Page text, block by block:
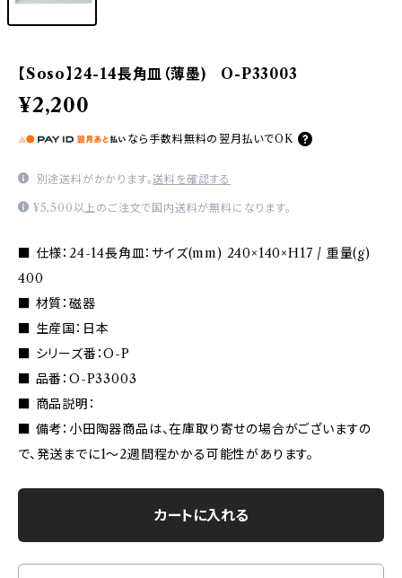
【Soso】24-14長角皿（薄墨) O-P33003
¥2,200
なら 手数料無料の 翌月払いでOK
別途送料がかかります。送料を確認する
¥5,500以上のご注文で国内送料が無料になります。
■ 仕様：24-14長角皿：サイズ(mm) 240×140×H17 / 重量(g)
400
■ 材質：磁器
■ 生産国：日本
■ シリーズ番：O-P
■ 品番：O-P33003
■ 商品説明：
■ 備考：小田陶器商品は、在庫取り寄せの場合がございますの
で、発送までに1〜2週間程かかる可能性があります。
カートに入れる